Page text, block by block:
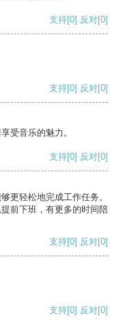
支持[0] 反对[0]
支持[0] 反对[0]
受音乐的魅力。
支持[0] 反对[0]
更轻松地完成工作任务。
前下班，有更多的时间陪
支持[0] 反对[0]
支持[0] 反对[0]